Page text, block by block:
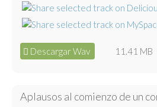
Descargar Wav 11.41 MB
Aplausos al comienzo de un